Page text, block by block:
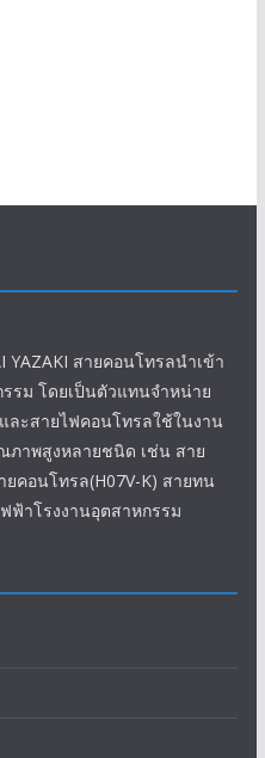
YAZAKI สายคอนโทรลนำเข้า
รม โดยเป็นตัวแทนจำหน่าย
ละสายไฟคอนโทรลใช้ในงาน
ภาพสูงหลายชนิด เช่น สาย
คอนโทรล(H07V-K) สายทน
ฟ้าโรงงานอุตสาหกรรม